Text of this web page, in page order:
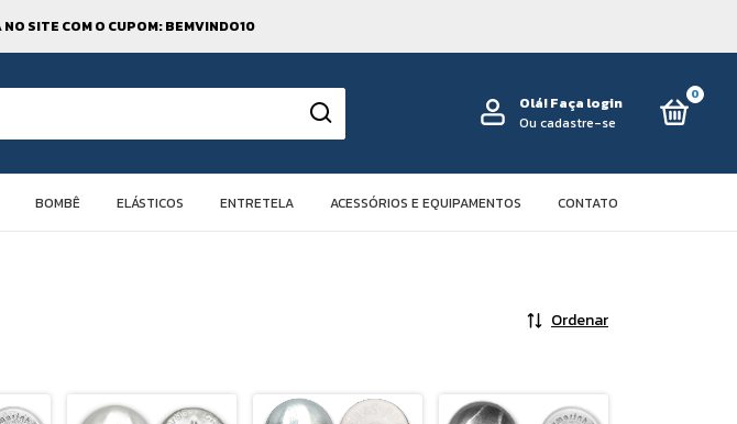
SITE COM O CUPOM: BEMVINDO10
Olá!Faça login
Ou cadastre-se
0
BOMBÊ ELÁSTICOS ENTRETELA ACESSÓRIOS E EQUIPAMENTOS CONTATO
Ordenar